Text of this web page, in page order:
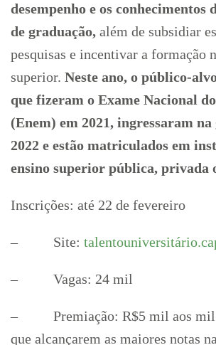
desempenho e os conhecimentos
de graduação, além de subsidiar
pesquisas e incentivar a formação
superior. Neste ano, o público-
que fizeram o Exame Nacional
(Enem) em 2021, ingressaram na
2022 e estão matriculados em
ensino superior pública, privada
Inscrições: até 22 de fevereiro
– Site:
– Vagas: 24 mil
– Premiação: R$5 mil aos mil
que alcançarem as maiores notas